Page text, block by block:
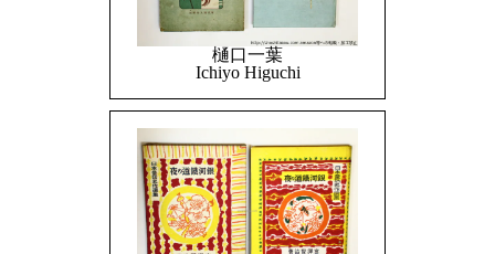
樋口一葉
Ichiyo Higuchi